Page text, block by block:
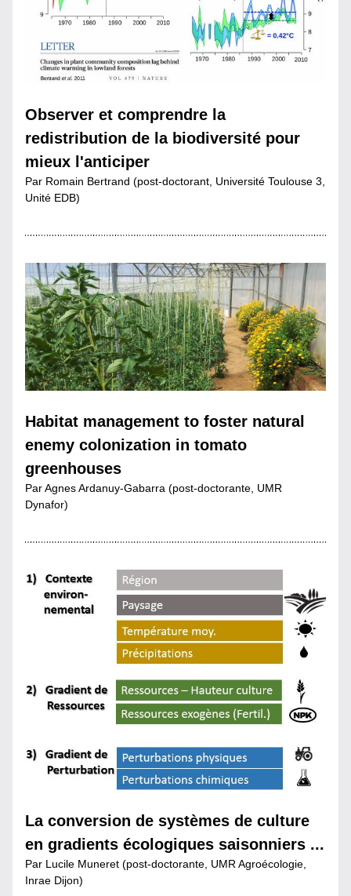
Observer et comprendre la
redistribution de la biodiversité pour
mieux l'anticiper
Par Romain Bertrand (post-doctorant, Université Toulouse 3,
Unité EDB)
Habitat management to foster natural
enemy colonization in tomato
greenhouses
Par Agnes Ardanuy-Gabarra (post-doctorante, UMR
Dynafor)
La conversion de systèmes de culture
en gradients écologiques saisonniers ...
Par Lucile Muneret (post-doctorante, UMR Agroécologie,
Inrae Dijon)